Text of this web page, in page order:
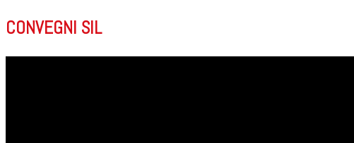
CONVEGNI SIL